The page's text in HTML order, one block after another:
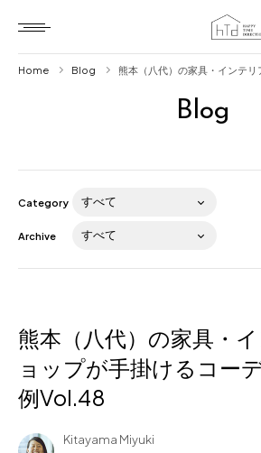
Blog
About us
for Business
Blog
Home Blog 熊本（八代）の家具・インテ
Category
Archive
熊本（八代）の家具・
ョップが手掛けるコー
例Vol.48
Kitayama Miyuki